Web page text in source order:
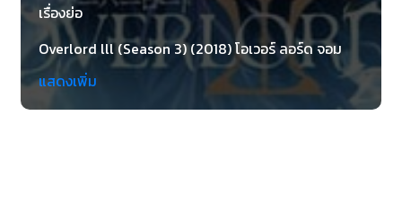
เรื่องย่อ
Overlord lll (Season 3) (2018) โอเวอร์ ลอร์ด จอม
มารปราบโลก ภาคต่อของเรื่อง Overlord (น่าจะตอน
นิยายเล่ม 7-9) ในปี 2126 เกม Dive Massively
Multiplayer Online Role Playing Game
แสดงเพิ่ม